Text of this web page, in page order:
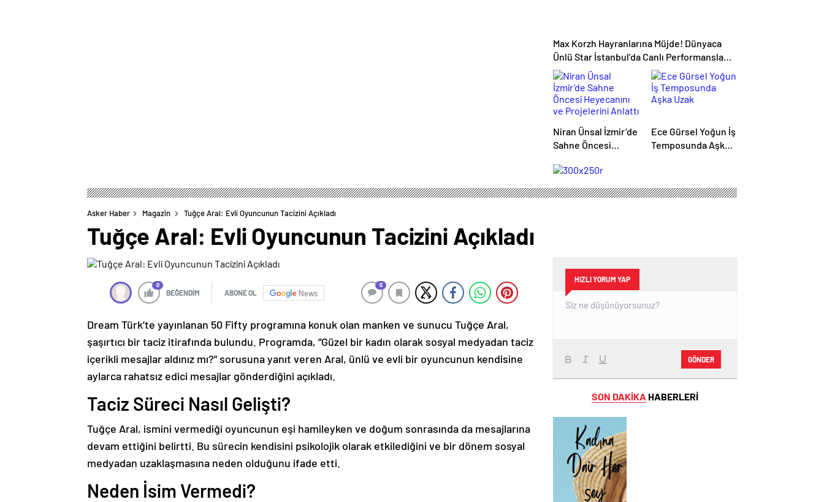
Max Korzh Hayranlarına Müjde! Dünyaca
Ünlü Star İstanbul’da Canlı Performansla
Hayranlarıyla Buluşuyor
Niran Ünsal İzmir’de
Sahne Öncesi
Projelerini Anlattı
Ece Gürsel Yoğun İş
Temposunda Aşka
Asker Haber Magazin Tuğçe Aral: Evli Oyuncunun Tacizini Açıkladı
Tuğçe Aral: Evli Oyuncunun Tacizini Açıkladı
0
BEĞENDİM ABONE OL News
0
Dream Türk’te yayınlanan 50 Fifty programına konuk olan manken ve sunucu Tuğçe Aral,
şaşırtıcı bir taciz itirafında bulundu. Programda, “Güzel bir kadın olarak sosyal medyadan taciz
içerikli mesajlar aldınız mı?” sorusuna yanıt veren Aral, ünlü ve evli bir oyuncunun kendisine
aylarca rahatsız edici mesajlar gönderdiğini açıkladı.
Taciz Süreci Nasıl Gelişti?
Tuğçe Aral, ismini vermediği oyuncunun eşi hamileyken ve doğum sonrasında da mesajlarına
devam ettiğini belirtti. Bu sürecin kendisini psikolojik olarak etkilediğini ve bir dönem sosyal
medyadan uzaklaşmasına neden olduğunu ifade etti.
Neden İsim Vermedi?
HIZLI YORUM YAP
GÖNDER
SON DAKİKA HABERLERİ